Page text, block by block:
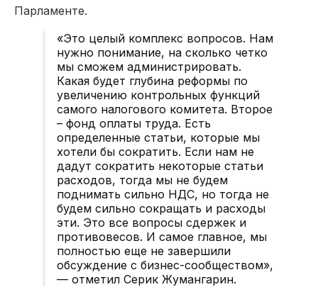
Парламенте.
«Это целый комплекс вопросов. Нам
нужно понимание, на сколько четко
мы сможем администрировать.
Какая будет глубина реформы по
увеличению контрольных функций
самого налогового комитета. Второе
– фонд оплаты труда. Есть
определенные статьи, которые мы
хотели бы сократить. Если нам не
дадут сократить некоторые статьи
расходов, тогда мы не будем
поднимать сильно НДС, но тогда не
будем сильно сокращать и расходы
эти. Это все вопросы сдержек и
противовесов. И самое главное, мы
полностью еще не завершили
обсуждение с бизнес-сообществом»,
— отметил Серик Жумангарин.